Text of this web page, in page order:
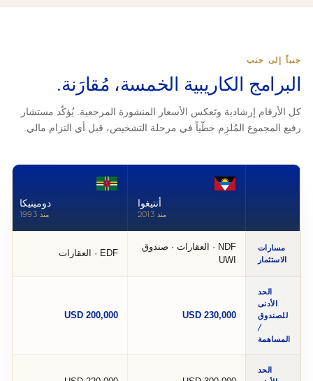
جنباً إلى جنب
البرامج الكاريبية الخمسة، مُقارَنة.
كل الأرقام إرشادية وتَعكس الأسعار المنشورة المرجعية. يُؤكّد مستشار
رفيع المجموع المُلزِم خطّياً في مرحلة التشخيص، قبل أي التزام مالي.
أنتيغوا
منذ 2013
دومينيكا
منذ 1993
مسارات
الاستثمار
NDF · العقارات · صندوق
UWI
EDF · العقارات
الحد
الأدنى
للصندوق
/
المساهمة
USD 230,000
USD 200,000
الحد